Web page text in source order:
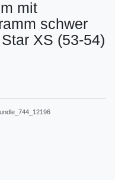
mit
schwer
XS (53-54)